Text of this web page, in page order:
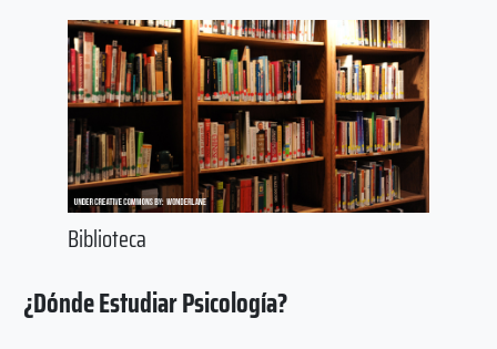
Biblioteca
¿Dónde Estudiar Psicología?